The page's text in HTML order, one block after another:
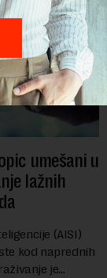
umešani u
lažnih
(AISI)
kod naprednih
je